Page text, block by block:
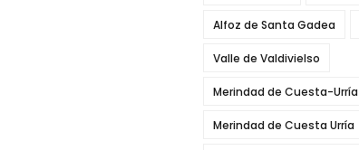
Alfoz de Santa Gadea
Valle de Valdivielso
Merindad de Cuesta-Urría
Merindad de Cuesta Urría